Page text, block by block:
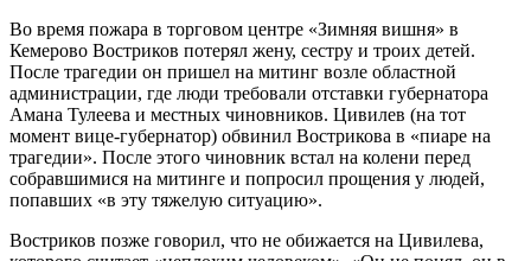
Во время пожара в торговом центре «Зимняя вишня» в
Кемерово Востриков потерял жену, сестру и троих детей.
После трагедии он пришел на митинг возле областной
администрации, где люди требовали отставки губернатора
Амана Тулеева и местных чиновников. Цивилев (на тот
момент вице-губернатор) обвинил Вострикова в «пиаре на
трагедии». После этого чиновник встал на колени перед
собравшимися на митинге и попросил прощения у людей,
попавших «в эту тяжелую ситуацию».
Востриков позже говорил, что не обижается на Цивилева,